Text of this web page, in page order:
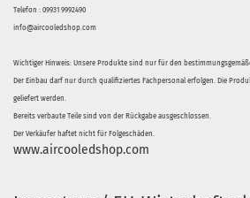
Telefon : 09931 9992490
info@aircooledshop.com
Wichtiger Hinweis: Unsere Produkte sind nur für den
Der Einbau darf nur durch qualifiziertes Fachpersonal erfolgen. Die
geliefert werden.
Bereits verbaute Teile sind von der Rückgabe ausgeschlossen.
Der Verkäufer haftet nicht für Folgeschäden.
www.aircooledshop.com